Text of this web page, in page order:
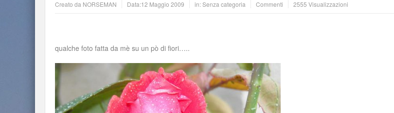
Creato da NORSEMAN Data:12 Maggio 2009 in: Senza categoria Commenti 2555 Visualizzazioni
qualche foto fatta da mè su un pò di fiori…..